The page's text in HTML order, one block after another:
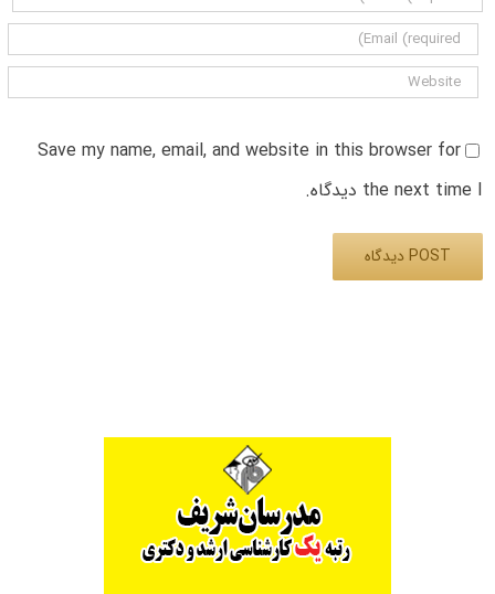
Save my name, email, and website in this browser for
the next time I دیدگاه.